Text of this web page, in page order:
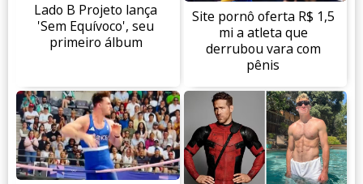
Lado B Projeto lança
'Sem Equívoco', seu
primeiro álbum
Site pornô oferta R$ 1,5
mi a atleta que
derrubou vara com
pênis